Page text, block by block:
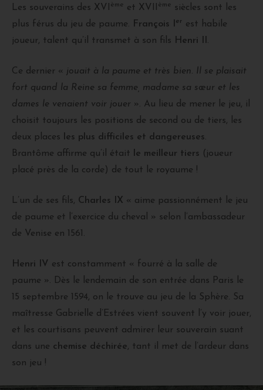
Les souverains des XVI ème et XVII ème
siècles sont les
plus férus du jeu de paume.
François I er est habile
joueur, talent qu’il transmet à son fils
Henri II .
Ce dernier « jouait à la paume et très bien. Il se plaisait
fort quand la Reine sa femme, madame sa sœur et les
dames le venaient voir jouer ». Au lieu de mener le jeu, il
choisit toujours les positions de second ou de tiers, les
deux places
les plus difficiles et dangereuses.
Brantôme affirme qu’il était
le meilleur tiers (joueur
placé près de la corde) de tout le royaume !
L’un de ses fils, Charles IX « aime passionnément le jeu
de paume et l’exercice du cheval » selon l’ambassadeur
de Venise en 1561.
Henri IV est constamment « fourré à la salle de
paume ». Dès le lendemain de son entrée dans Paris le
15 septembre 1594, on le trouve au jeu de la Sphère. Sa
maîtresse Gabrielle d’Estrées vient souvent l’y voir jouer,
et les courtisans peuvent admirer leur souverain suant
dans une chemise déchirée, tant il met de l’ardeur dans
son jeu !